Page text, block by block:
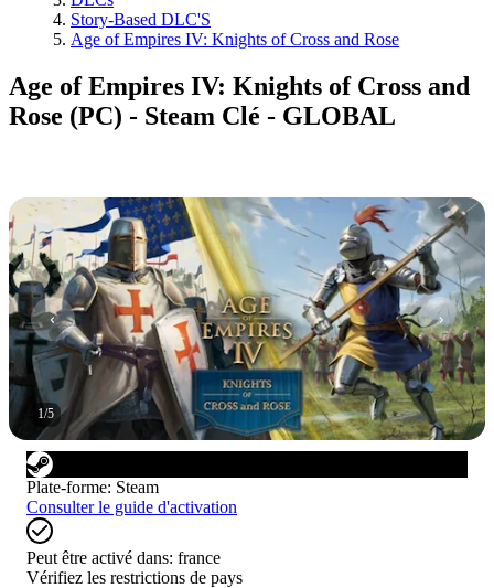
Story-Based DLC'S
Age of Empires IV: Knights of Cross and Rose
Age of Empires IV: Knights of Cross and
Rose (PC) - Steam Clé - GLOBAL
1/5
Plate-forme: Steam
Consulter le guide d'activation
Peut être activé dans: france
Vérifiez les restrictions de pays